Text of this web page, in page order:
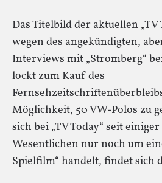
Das Titelbild der aktuellen
wegen des angekündigten,
Interviews mit „Stromberg“
lockt zum Kauf des
Möglichkeit, 50 VW-Polos zu
sich bei „TV Today“ seit
Wesentlichen nur noch um
Spielfilm“ handelt, findet sich